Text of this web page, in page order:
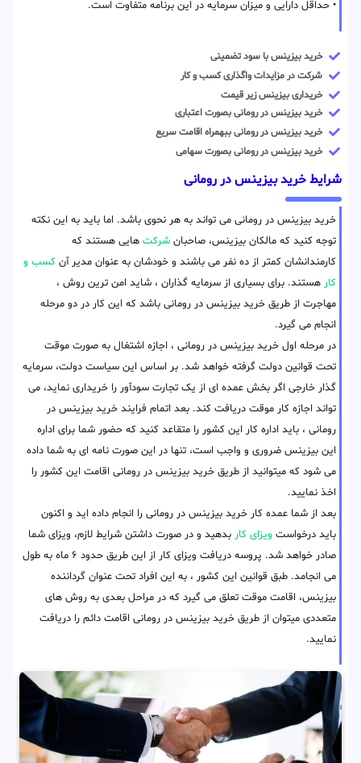
• حداقل دارایی و میزان سرمایه در این برنامه متفاوت است.
خرید بیزینس با سود تضمینی
شرکت در مزایدات واگذاری کسب و کار
خریداری بیزینس زیر قیمت
خرید بیزینس در رومانی بصورت اعتباری
خرید بیزینس در رومانی ببهمراه اقامت سریع
خرید بیزینس در رومانی بصورت سهامی
شرایط خرید بیزینس در رومانی
خرید بیزینس در رومانی می تواند به هر نحوی باشد. اما باید به این نکته
توجه کنید که مالکان بیزینس، صاحبان شرکت هایی هستند که
کارمندانشان کمتر از ده نفر می باشند و خودشان به عنوان مدیر آن کسب و
کار هستند. برای بسیاری از سرمایه گذاران ، شاید امن ترین روش ،
مهاجرت از طریق خرید بیزینس در رومانی باشد که این کار در دو مرحله
انجام می گیرد.
در مرحله اول خرید بیزینس در رومانی ، اجازه اشتغال به صورت موقت
تحت قوانین دولت گرفته خواهد شد. بر اساس این سیاست دولت، سرمایه
گذار خارجی اگر بخش عمده ای از یک تجارت سودآور را خریداری نماید، می
تواند اجازه کار موقت دریافت کند. بعد اتمام فرایند خرید بیزینس در
رومانی ، باید اداره کار این کشور را متقاعد کنید که حضور شما برای اداره
این بیزینس ضروری و واجب است، تنها در این صورت نامه ای به شما داده
می شود که میتوانید از طریق خرید بیزینس در رومانی اقامت این کشور را
اخذ نمایید.
بعد از شما عمده کار خرید بیزینس در رومانی را انجام داده اید و اکنون
باید درخواست ویزای کار بدهید و در صورت داشتن شرایط لازم، ویزای شما
صادر خواهد شد. پروسه دریافت ویزای کار از این طریق حدود ۶ ماه به طول
می انجامد. طبق قوانین این کشور ، به این افراد تحت عنوان گرداننده
بیزینس، اقامت موقت تعلق می گیرد که در مراحل بعدی به روش های
متعددی میتوان از طریق خرید بیزینس در رومانی اقامت دائم را دریافت
نمایید.